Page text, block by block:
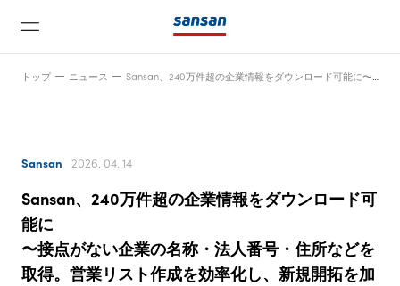
ニュース
サービス
トップ ニュース
Sansan 2026. 04. 14
Sansan、240万件超の企業情報をダウンロード可
能に
〜接点がない企業の名称・法人番号・住所などを
取得。営業リスト作成を効率化し、新規開拓を加